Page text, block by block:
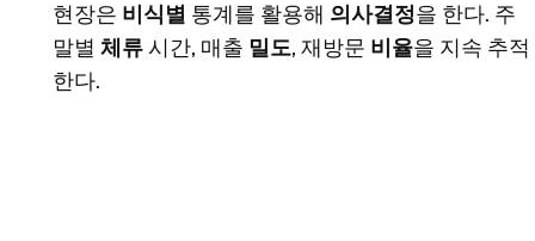
현장은 비식별 통계를 활용해 의사결정을 한다. 주
말별 체류시간, 매출 밀도, 재방문 비율을 지속 추적
한다.